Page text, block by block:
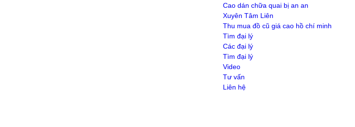
Cao dán chữa quai bị an an
Xuyên Tâm Liên
Thu mua đồ cũ giá cao hồ chí minh
Tìm đại lý
Các đại lý
Tìm đại lý
Video
Tư vấn
Liên hệ